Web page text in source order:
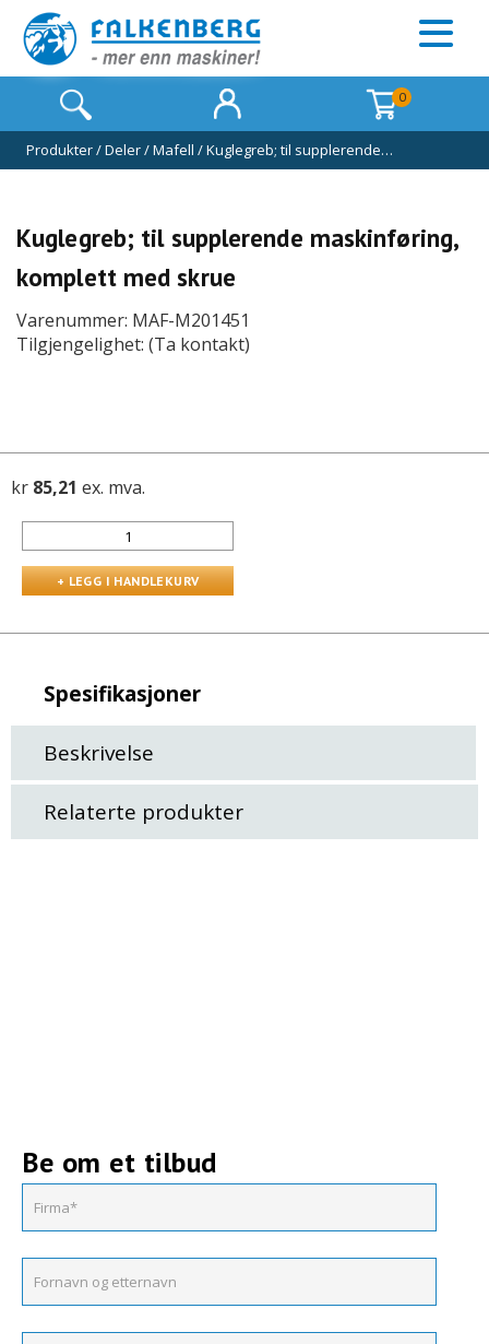
0
Produkter/Deler/Mafell /Kuglegreb; til supplerende…
Kuglegreb; til supplerende maskinføring,
komplett med skrue
Varenummer: MAF-M201451
Tilgjengelighet: (Ta kontakt)
kr 85,21 ex. mva.
Spesifikasjoner
Beskrivelse
Relaterte produkter
Be om et tilbud